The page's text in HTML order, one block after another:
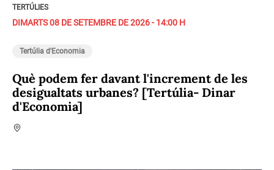
TERTÚLIES
DIMARTS 08 DE SETEMBRE DE 2026 - 14:00 H
Tertúlia d'Economia
Què podem fer davant l'increment de les
desigualtats urbanes? [Tertúlia- Dinar
d'Economia]